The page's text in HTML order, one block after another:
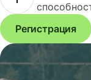
Регистрация